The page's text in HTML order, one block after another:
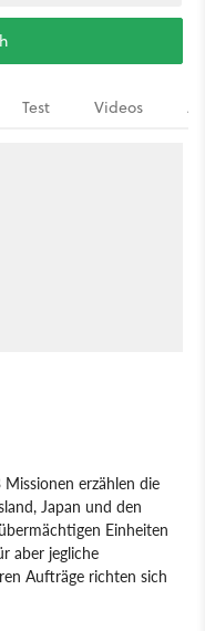
Test Videos
erzählen die
Japan und den
Einheiten
aber jegliche
Aufträge richten sich